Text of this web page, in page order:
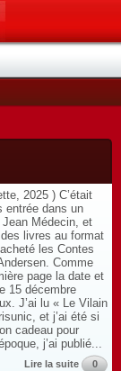
2025 ) C’était
entrée dans un
Médecin, et
livres au format
les Contes
Comme
page la date et
15 décembre
J’ai lu « Le Vilain
et j’ai été si
cadeau pour
j’ai publié...
Lire la suite 0